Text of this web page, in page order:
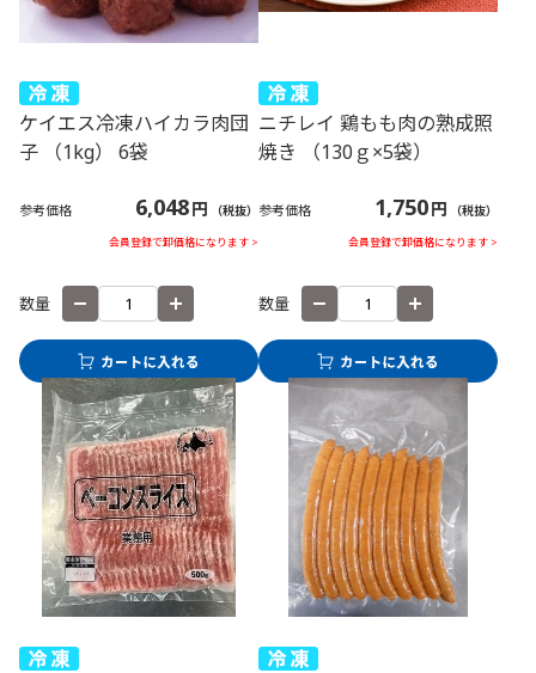
ケイエス冷凍ハイカラ肉団
子 （1kg） 6袋
参考価格 6,048円 （税抜）
会員登録で卸価格になります >
数量
ニチレイ 鶏もも肉の熟成照
焼き （130ｇ×5袋）
参考価格 1,750円 （税抜）
会員登録で卸価格になります >
数量